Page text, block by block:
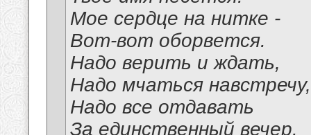
Мое сердце на нитке -
Вот-вот оборвется.
Надо верить и ждать,
Надо мчаться навстречу,
Надо все отдавать
За единственный вечер.